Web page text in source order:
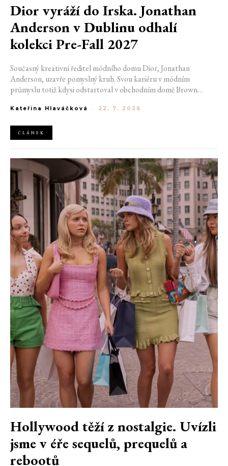
Dior vyráží do Irska. Jonathan
Anderson v Dublinu odhalí
kolekci Pre-Fall 2027
Současný kreativní ředitel módního domu Dior, Jonathan
Anderson, uzavře pomyslný kruh. Svou kariéru v módním
průmyslu totiž kdysi odstartoval v obchodním domě Brown
jedné z největších luxusních značek světa. V prosinci totiž v
Fall 2027.
Kateřina Hlaváčková - 22. 7. 2026
ČLÁNEK
Hollywood těží z nostalgie. Uvízli
jsme v éře sequelů, prequelů a
rebootů